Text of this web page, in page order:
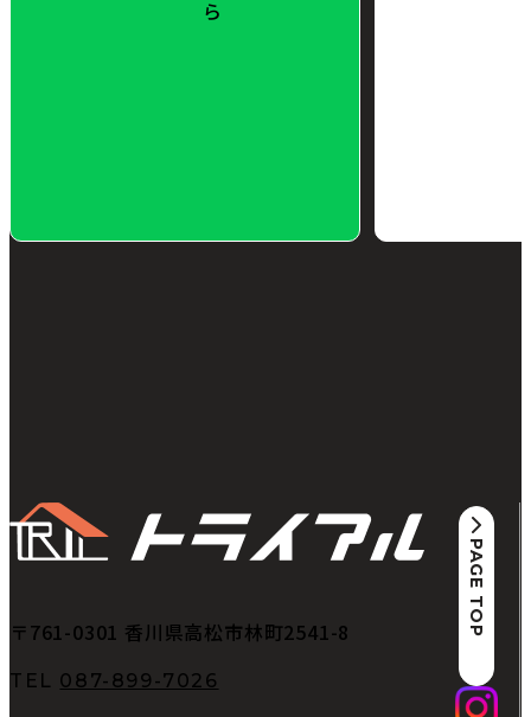
ら
PAGE TOP
〒761-0301 香川県高松市林町2541-8
TEL 087-899-7026